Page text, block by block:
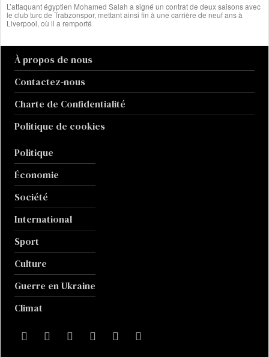
L’attaquant égyptien Mohamed Salah a signé un contrat de deux saisons avec
le club turc de Trabzonspor, mettant ainsi fin à une carrière de neuf ans à
Liverpool, où il a remporté
À propos de nous
Contactez-nous
Charte de Confidentialité
Politique de cookies
Politique
Économie
Société
International
Sport
Culture
Guerre en Ukraine
Climat